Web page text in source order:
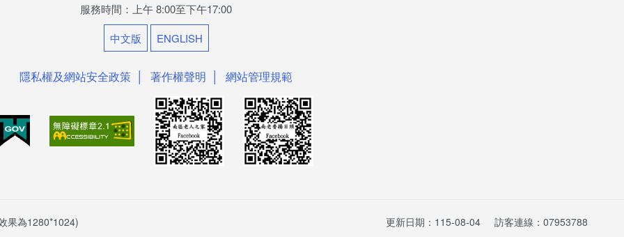
服務時間：上午 8:00至下午17:00
中文版
ENGLISH
隱私權及網站安全政策 著作權聲明 網站管理規範
果為1280*1024) 更新日期：115-08-04 訪客連線：07953788